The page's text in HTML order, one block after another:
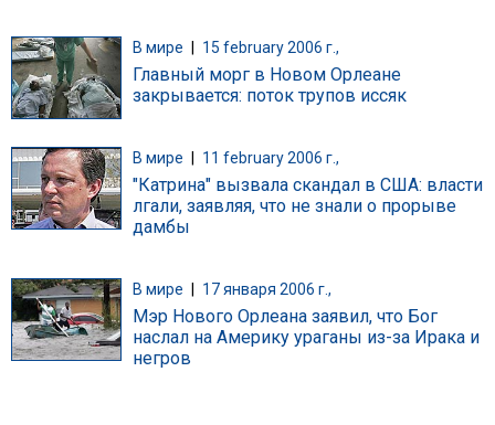
В мире | 15 february 2006 г.,
Главный морг в Новом Орлеане
закрывается: поток трупов иссяк
В мире 11 february 2006 г.,
"Катрина" вызвала скандал в США: власти
лгали, заявляя, что не знали о прорыве
дамбы
В мире 17 января 2006 г.,
Мэр Нового Орлеана заявил, что Бог
наслал на Америку ураганы из-за Ирака и
негров